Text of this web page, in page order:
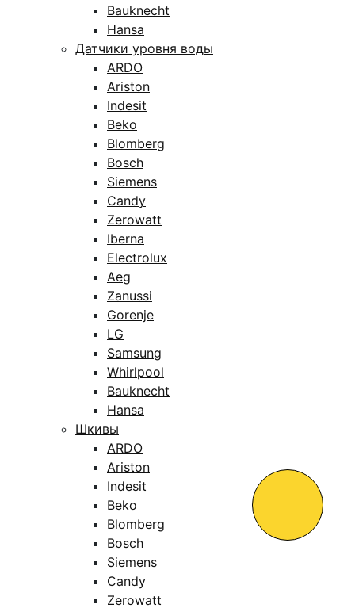
Bauknecht
Hansa
Датчики уровня воды
ARDO
Ariston
Indesit
Beko
Blomberg
Bosch
Siemens
Candy
Zerowatt
Iberna
Electrolux
Aeg
Zanussi
Gorenje
LG
Samsung
Whirlpool
Bauknecht
Hansa
Шкивы
ARDO
Ariston
Indesit
Beko
Blomberg
Bosch
Siemens
Candy
Zerowatt